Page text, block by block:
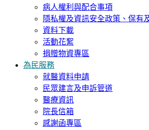
病人權利與配合事項
隱私權及資訊安全政策、保有
資料下載
活動花絮
捐贈物資專區
為民服務
就醫資料申請
民眾建言及申訴管道
醫療資訊
院長信箱
感謝函專區